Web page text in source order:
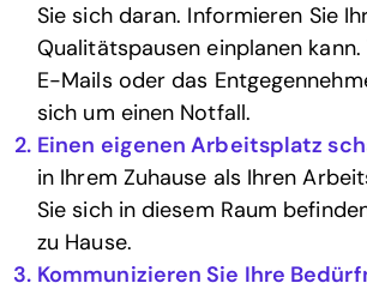
Sie sich daran. Informieren Sie
Qualitätspausen einplanen
E-Mails oder das
sich um einen Notfall.
Einen eigenen Arbeitsplatz
in Ihrem Zuhause als Ihren
Sie sich in diesem Raum
zu Hause.
Kommunizieren Sie Ihre